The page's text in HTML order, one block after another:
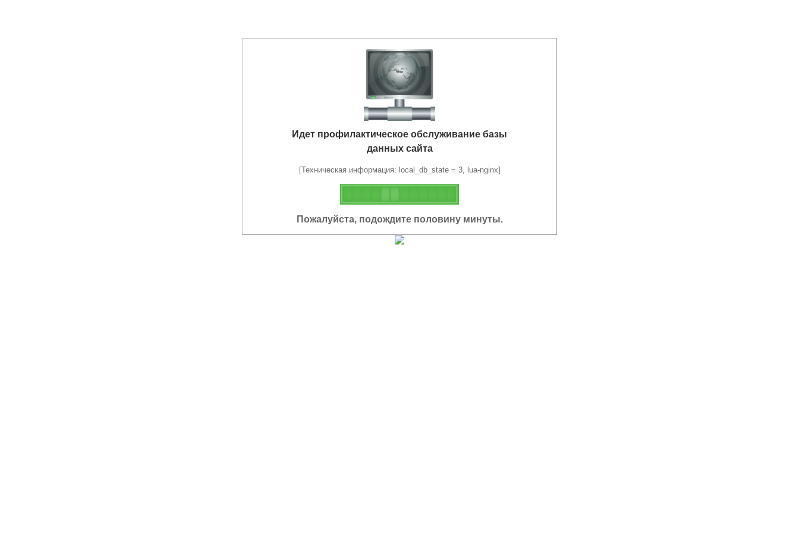
Идет профилактическое обслуживание базы
данных сайта
[Техническая информация: local_db_state = 3, lua-nginx]
Пожалуйста, подождите половину минуты.